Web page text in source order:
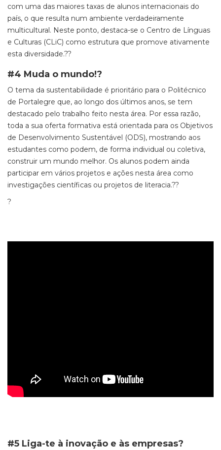
com uma das maiores taxas de alunos internacionais do
país, o que resulta num ambiente verdadeiramente
multicultural. Neste ponto, destaca-se o Centro de Línguas
e Culturas (CLiC) como estrutura que promove ativamente
esta diversidade.??
#4 Muda o mundo!?
O tema da sustentabilidade é prioritário para o Politécnico
de Portalegre que, ao longo dos últimos anos, se tem
destacado pelo trabalho feito nesta área. Por essa razão,
toda a sua oferta formativa está orientada para os Objetivos
de Desenvolvimento Sustentável (ODS), mostrando aos
estudantes como podem, de forma individual ou coletiva,
construir um mundo melhor. Os alunos podem ainda
participar em vários projetos e ações nesta área como
investigações científicas ou projetos de literacia.??
?
#5 Liga-te à inovação e às empresas?